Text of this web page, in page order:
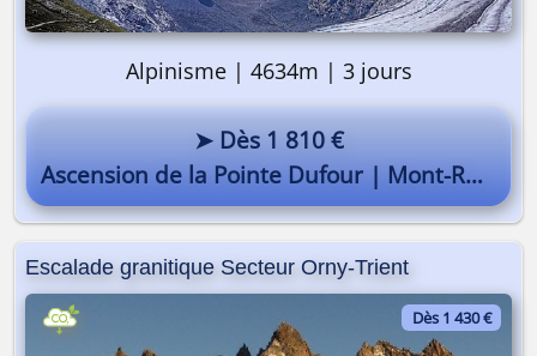
Alpinisme | 4634m | 3 jours
➤ Dès 1 810 €
Ascension de la Pointe Dufour | Mont-Rose | 4634m
Escalade granitique Secteur Orny-Trient
Dès 1 430 €